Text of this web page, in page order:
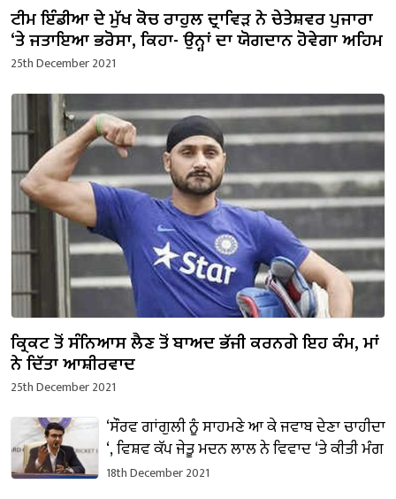
ਟੀਮ ਇੰਡੀਆ ਦੇ ਮੁੱਖ ਕੋਚ ਰਾਹੁਲ ਦ੍ਰਾਵਿੜ ਨੇ ਚੇਤੇਸ਼ਵਰ ਪੁਜਾਰਾ
‘ਤੇ ਜਤਾਇਆ ਭਰੋਸਾ, ਕਿਹਾ- ਉਨ੍ਹਾਂ ਦਾ ਯੋਗਦਾਨ ਹੋਵੇਗਾ ਅਹਿਮ
25th December 2021
ਕ੍ਰਿਕਟ ਤੋਂ ਸੰਨਿਆਸ ਲੈਣ ਤੋਂ ਬਾਅਦ ਭੱਜੀ ਕਰਨਗੇ ਇਹ ਕੰਮ, ਮਾਂ
ਨੇ ਦਿੱਤਾ ਆਸ਼ੀਰਵਾਦ
25th December 2021
‘ਸੌਰਵ ਗਾਂਗੁਲੀ ਨੂੰ ਸਾਹਮਣੇ ਆ ਕੇ ਜਵਾਬ ਦੇਣਾ ਚਾਹੀਦਾ
‘, ਵਿਸ਼ਵ ਕੱਪ ਜੇਤੂ ਮਦਨ ਲਾਲ ਨੇ ਵਿਵਾਦ ‘ਤੇ ਕੀਤੀ ਮੰਗ
18th December 2021